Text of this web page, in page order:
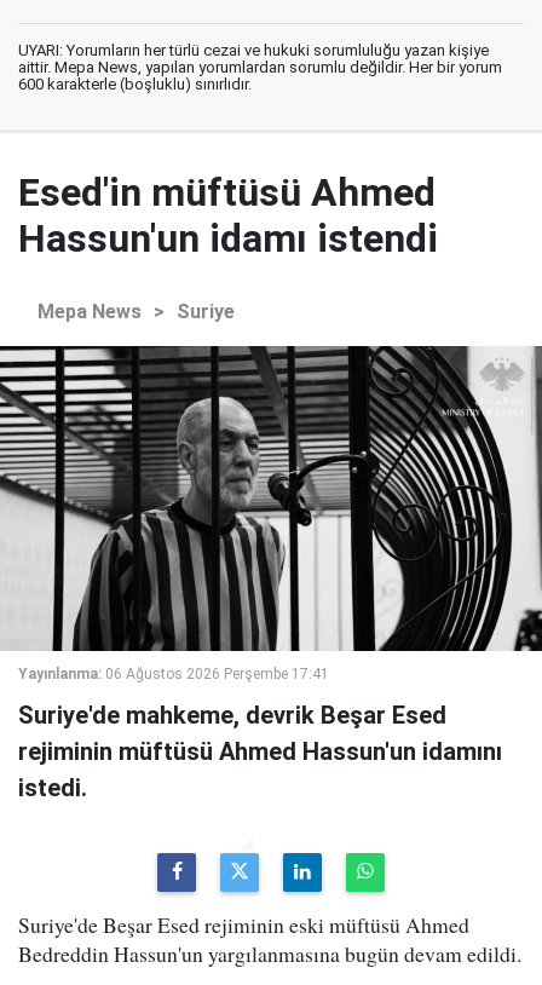
UYARI: Yorumların her türlü cezai ve hukuki sorumluluğu yazan kişiye
aittir. Mepa News, yapılan yorumlardan sorumlu değildir. Her bir yorum
600 karakterle (boşluklu) sınırlıdır.
Esed'in müftüsü Ahmed
Hassun'un idamı istendi
Mepa News > Suriye
Yayınlanma: 06 Ağustos 2026 Perşembe 17:41
Suriye'de mahkeme, devrik Beşar Esed
rejiminin müftüsü Ahmed Hassun'un idamını
istedi.
Suriye'de Beşar Esed rejiminin eski müftüsü Ahmed
Bedreddin Hassun'un yargılanmasına bugün devam edildi.